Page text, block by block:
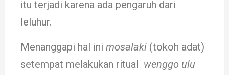
itu terjadi karena ada pe­nga­ruh da­ri
leluhur.
Me­nanggapi hal ini mosa­laki (tokoh adat)
setempat melaku­kan ritual weng­go ulu